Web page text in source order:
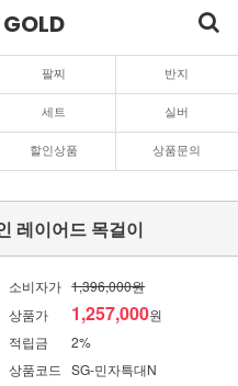
팔찌 반지
세트 실버
할인상품 상품문의
레이어드 목걸이
소비자가 1,396,000원
상품가
1,257,000원
적립금
2%
상품코드
SG-민자특대N